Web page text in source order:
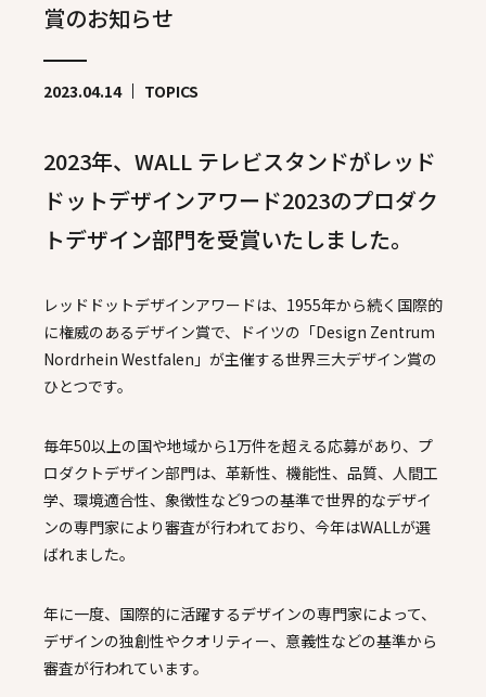
賞のお知らせ
2023.04.14 TOPICS
2023年、WALL テレビスタンドがレッド
ドットデザインアワード2023のプロダク
トデザイン部門を受賞いたしました。
レッドドットデザインアワードは、1955年から続く国際的
に権威のあるデザイン賞で、ドイツの「Design Zentrum
Nordrhein Westfalen」が主催する世界三大デザイン賞の
ひとつです。
毎年50以上の国や地域から1万件を超える応募があり、プ
ロダクトデザイン部門は、革新性、機能性、品質、人間工
学、環境適合性、象徴性など9つの基準で世界的なデザイ
ンの専門家により審査が行われており、今年はWALLが選
ばれました。
年に一度、国際的に活躍するデザインの専門家によって、
デザインの独創性やクオリティー、意義性などの基準から
審査が行われています。